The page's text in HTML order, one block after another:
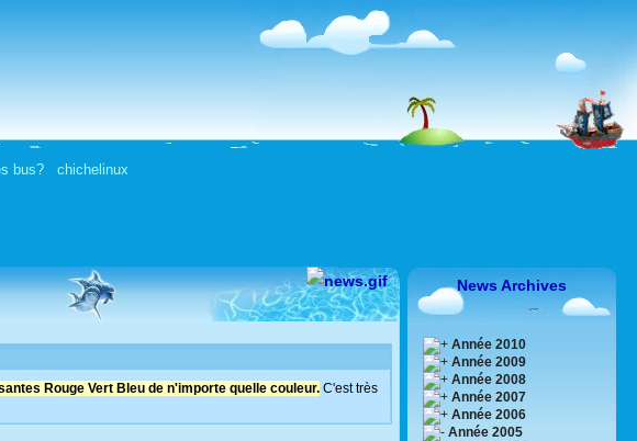
bus? chichelinux
Rouge Vert Bleu de n'importe quelle couleur. C'est très
News Archives
Année 2010
Année 2009
Année 2008
Année 2007
Année 2006
Année 2005